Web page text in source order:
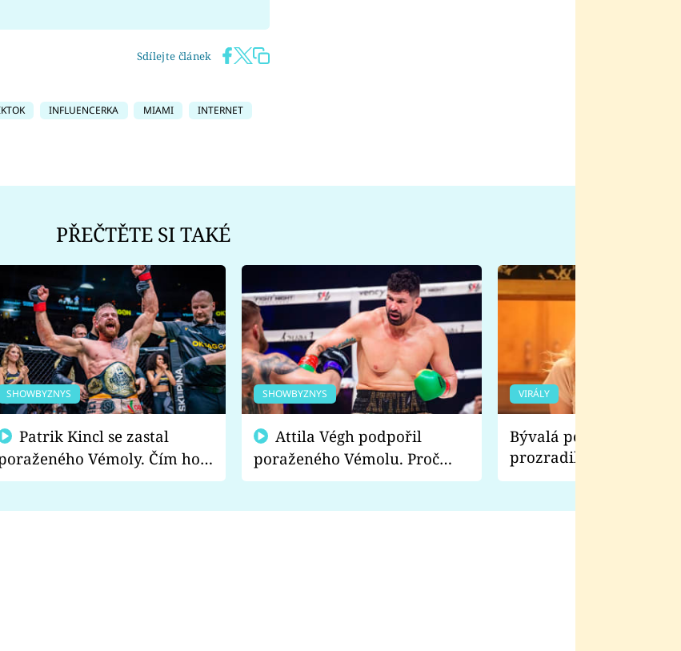
Sdílejte článek
INFLUENCERKA MIAMI
INTERNET
PŘEČTĚTE SI TAKÉ
SHOWBYZNYS
Vémoly. Čím ho
naštvali?
SHOWBYZNYS
poraženého Vémolu. Proč
chce raději zápasit s ním než
VIRÁLY
Bývalá pornoherečka
prozradila, co ji
natáčení Euforie.